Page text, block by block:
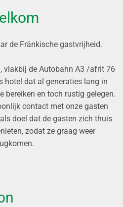
de Fränkische gastvrijheid.
vlakbij de Autobahn A3 /afrit 76
hotel dat al generaties lang in
bereiken en toch rustig gelegen.
contact met onze gasten
doel dat de gasten zich thuis
zodat ze graag weer